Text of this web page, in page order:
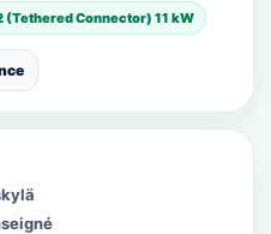
(Tethered Connector) 11 kW